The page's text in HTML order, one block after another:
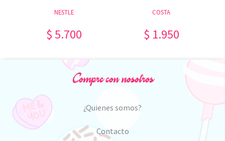
NESTLE
$ 5.700
COSTA
$ 1.950
Compre con nosotros
¿Quienes somos?
Contacto